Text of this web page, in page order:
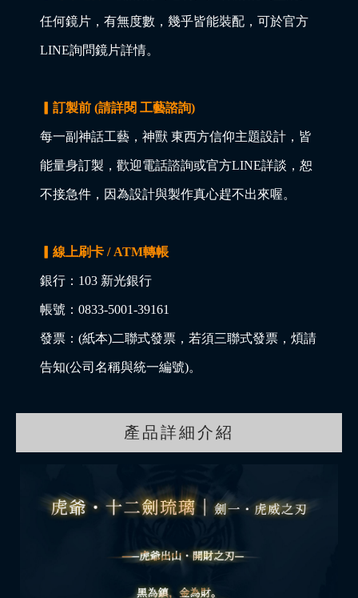
任何鏡片，有無度數，幾乎皆能裝配，可於官方
LINE詢問鏡片詳情。
▎訂製前 (請詳閱 工藝諮詢)
每一副神話工藝，神獸 東西方信仰主題設計，皆
能量身訂製，歡迎電話諮詢或官方LINE詳談，恕
不接急件，因為設計與製作真心趕不出來喔。
▎線上刷卡 / ATM轉帳
銀行：103 新光銀行
帳號：0833-5001-39161
發票：(紙本)二聯式發票，若須三聯式發票，煩請
告知(公司名稱與統一編號)。
產品詳細介紹